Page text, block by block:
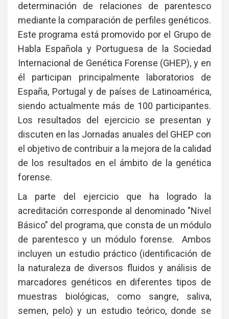
determinación de relaciones de parentesco
mediante la comparación de perfiles genéticos.
Este programa está promovido por el Grupo de
Habla Española y Portuguesa de la Sociedad
Internacional de Genética Forense (GHEP), y en
él participan principalmente laboratorios de
España, Portugal y de países de Latinoamérica,
siendo actualmente más de 100 participantes.
Los resultados del ejercicio se presentan y
discuten en las Jornadas anuales del GHEP con
el objetivo de contribuir a la mejora de la calidad
de los resultados en el ámbito de la genética
forense.
La parte del ejercicio que ha logrado la
acreditación corresponde al denominado "Nivel
Básico" del programa, que consta de un módulo
de parentesco y un módulo forense. Ambos
incluyen un estudio práctico (identificación de
la naturaleza de diversos fluidos y análisis de
marcadores genéticos en diferentes tipos de
muestras biológicas, como sangre, saliva,
semen, pelo) y un estudio teórico, donde se